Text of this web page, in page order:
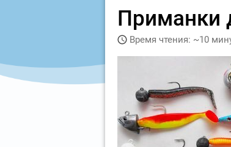
Приманки
Время чтения: ~10